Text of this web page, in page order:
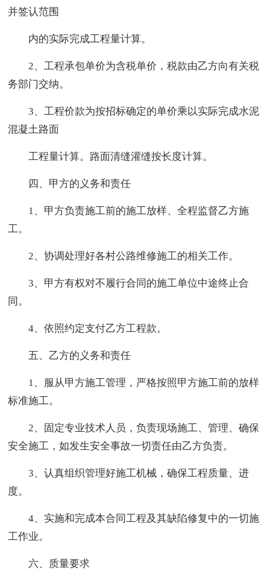
并签认范围
内的实际完成工程量计算。
2、工程承包单价为含税单价，税款由乙方向有关税
务部门交纳。
3、工程价款为按招标确定的单价乘以实际完成水泥
混凝土路面
工程量计算。路面清缝灌缝按长度计算。
四、甲方的义务和责任
1、甲方负责施工前的施工放样、全程监督乙方施
工。
2、协调处理好各村公路维修施工的相关工作。
3、甲方有权对不履行合同的施工单位中途终止合
同。
4、依照约定支付乙方工程款。
五、乙方的义务和责任
1、服从甲方施工管理，严格按照甲方施工前的放样
标准施工。
2、固定专业技术人员，负责现场施工、管理、确保
安全施工，如发生安全事故一切责任由乙方负责。
3、认真组织管理好施工机械，确保工程质量、进
度。
4、实施和完成本合同工程及其缺陷修复中的一切施
工作业。
六、质量要求